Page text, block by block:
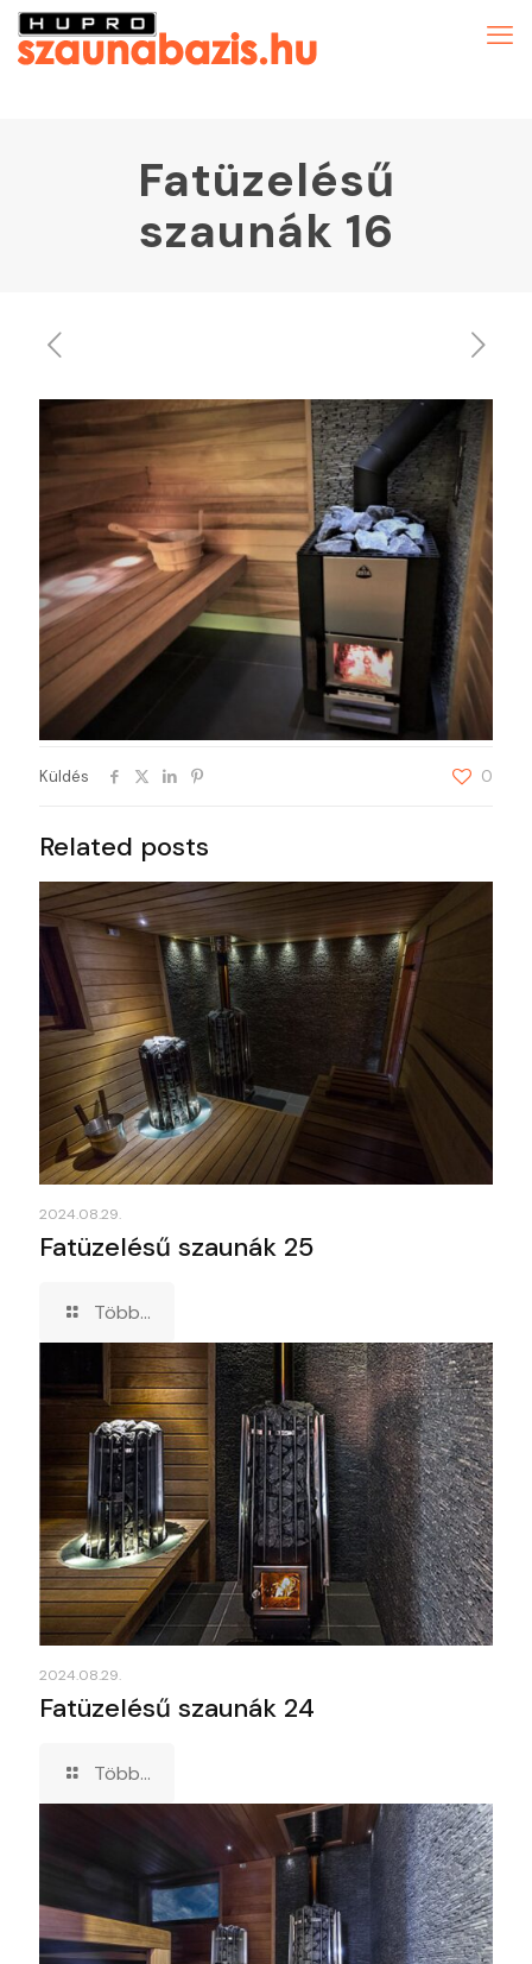
Fatüzelésű
szaunák 16
Küldés 0
Related posts
2024.08.29.
Fatüzelésű szaunák 25
Több...
2024.08.29.
Fatüzelésű szaunák 24
Több...